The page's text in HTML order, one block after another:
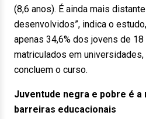
(8,6 anos). É ainda mais
desenvolvidos”, indica o
apenas 34,6% dos jovens de
matriculados em
concluem o curso.
Juventude negra e pobre é a
barreiras educacionais